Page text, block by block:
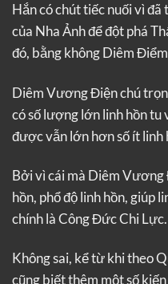
Hắn có chút tiếc nuối vì
của Nha Ảnh để đột phá
đó, bằng không Diêm
Diêm Vương Điện chú
có số lượng lớn linh hồn tu
được vẫn lớn hơn số ít linh
Bởi vì cái mà Diêm Vương
hồn, phổ độ linh hồn, giúp
chính là Công Đức Chi Lực.
Không sai, kể từ khi theo
cũng biết thêm một số